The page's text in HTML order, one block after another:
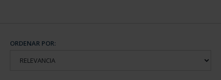
ORDENAR POR: